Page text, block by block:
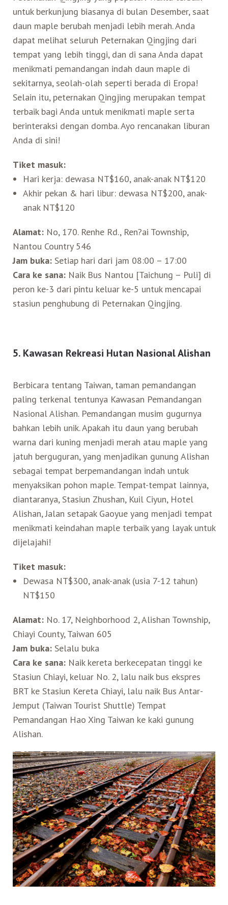
untuk berkunjung biasanya di bulan Desember, saat
daun maple berubah menjadi lebih merah. Anda
dapat melihat seluruh Peternakan Qingjing dari
tempat yang lebih tinggi, dan di sana Anda dapat
menikmati pemandangan indah daun maple di
sekitarnya, seolah-olah seperti berada di Eropa!
Selain itu, peternakan Qingjing merupakan tempat
terbaik bagi Anda untuk menikmati maple serta
berinteraksi dengan domba. Ayo rencanakan liburan
Anda di sini!
Tiket masuk:
Hari kerja: dewasa NT$160, anak-anak NT$120
Akhir pekan & hari libur: dewasa NT$200, anak-
anak NT$120
Alamat:No, 170. Renhe Rd., Ren?ai Township,
Nantou Country 546
Jam buka:Setiap hari dari jam 08:00 – 17:00
Cara ke sana:Naik Bus Nantou [Taichung – Puli] di
peron ke-3 dari pintu keluar ke-5 untuk mencapai
stasiun penghubung di Peternakan Qingjing.
5. Kawasan Rekreasi Hutan Nasional Alishan
Berbicara tentang Taiwan, taman pemandangan
paling terkenal tentunya Kawasan Pemandangan
Nasional Alishan. Pemandangan musim gugurnya
bahkan lebih unik. Apakah itu daun yang berubah
warna dari kuning menjadi merah atau maple yang
jatuh berguguran, yang menjadikan gunung Alishan
sebagai tempat berpemandangan indah untuk
menyaksikan pohon maple. Tempat-tempat lainnya,
diantaranya, Stasiun Zhushan, Kuil Ciyun, Hotel
Alishan, Jalan setapak Gaoyue yang menjadi tempat
menikmati keindahan maple terbaik yang layak untuk
dijelajahi!
Tiket masuk:
Dewasa NT$300, anak-anak (usia 7-12 tahun)
NT$150
Alamat:No. 17, Neighborhood 2, Alishan Township,
Chiayi County, Taiwan 605
Jam buka:Selalu buka
Cara ke sana:Naik kereta berkecepatan tinggi ke
Stasiun Chiayi, keluar No. 2, lalu naik bus ekspres
BRT ke Stasiun Kereta Chiayi, lalu naik Bus Antar-
Jemput (Taiwan Tourist Shuttle) Tempat
Pemandangan Hao Xing Taiwan ke kaki gunung
Alishan.